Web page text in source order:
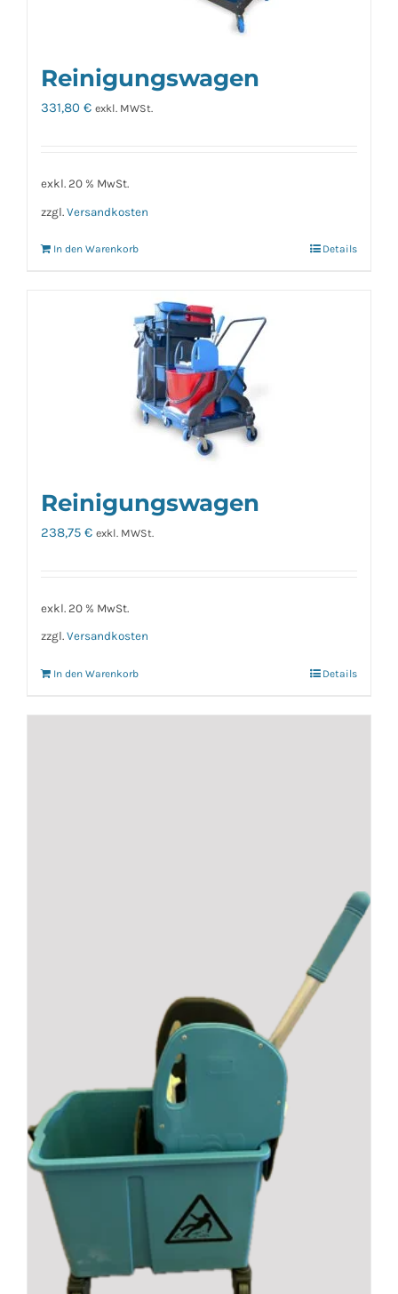
Reinigungswagen
331,80 € exkl. MWSt.
exkl. 20 % MwSt.
zzgl. Versandkosten
In den Warenkorb Details
Reinigungswagen
238,75 € exkl. MWSt.
exkl. 20 % MwSt.
zzgl. Versandkosten
In den Warenkorb Details